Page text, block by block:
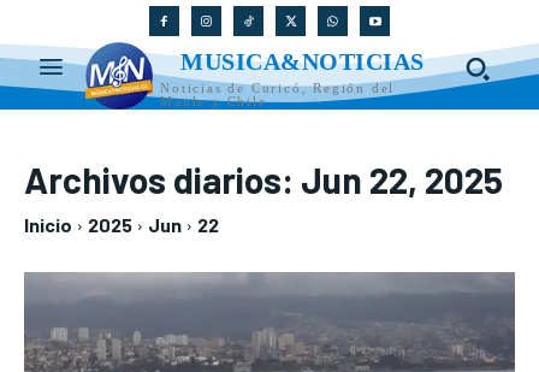
MUSICA&NOTICIAS
Noticias de Curicó, Región del
Maule y Chile
Archivos diarios: Jun 22, 2025
Inicio 2025 Jun 22